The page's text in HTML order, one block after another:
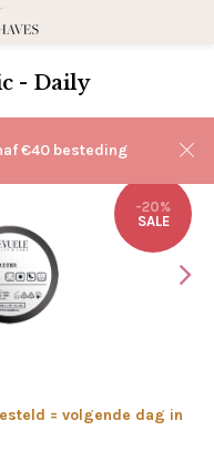
€40 besteding
- Daily
-20%
SALE
= volgende dag in